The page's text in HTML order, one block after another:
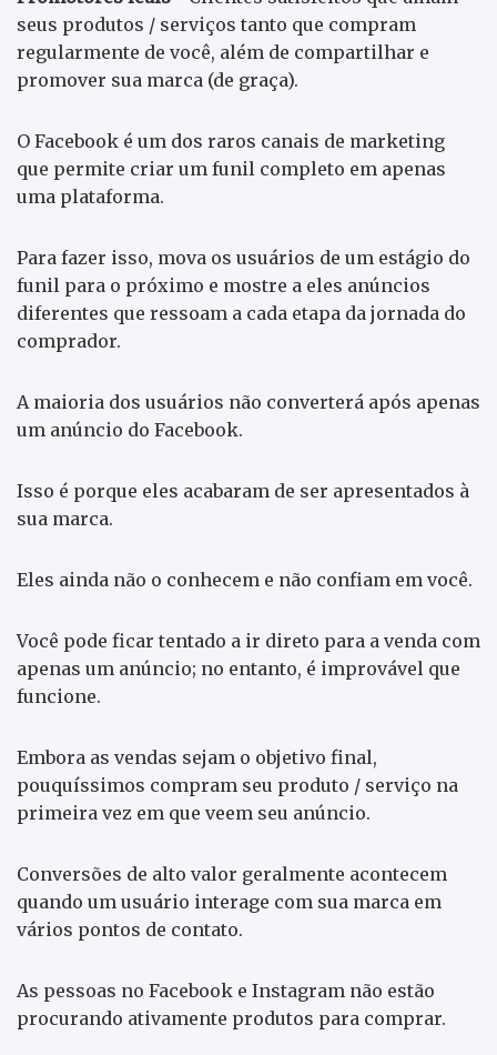
seus produtos / serviços tanto que compram
regularmente de você, além de compartilhar e
promover sua marca (de graça).
O Facebook é um dos raros canais de marketing
que permite criar um funil completo em apenas
uma plataforma.
Para fazer isso, mova os usuários de um estágio do
funil para o próximo e mostre a eles anúncios
diferentes que ressoam a cada etapa da jornada do
comprador.
A maioria dos usuários não converterá após apenas
um anúncio do Facebook.
Isso é porque eles acabaram de ser apresentados à
sua marca.
Eles ainda não o conhecem e não confiam em você.
Você pode ficar tentado a ir direto para a venda com
apenas um anúncio; no entanto, é improvável que
funcione.
Embora as vendas sejam o objetivo final,
pouquíssimos compram seu produto / serviço na
primeira vez em que veem seu anúncio.
Conversões de alto valor geralmente acontecem
quando um usuário interage com sua marca em
vários pontos de contato.
As pessoas no Facebook e Instagram não estão
procurando ativamente produtos para comprar.